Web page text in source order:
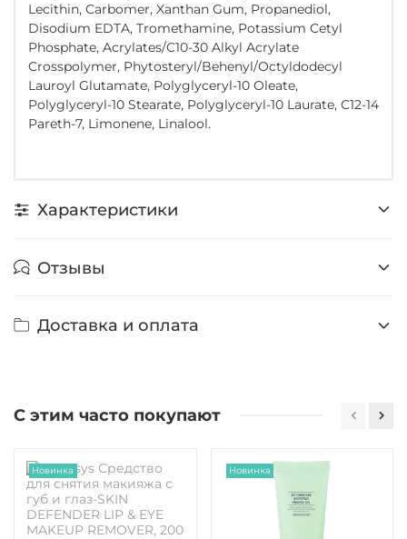
Lecithin, Carbomer, Xanthan Gum, Propanediol,
Disodium EDTA, Tromethamine, Potassium Cetyl
Phosphate, Acrylates/C10-30 Alkyl Acrylate
Crosspolymer, Phytosteryl/Behenyl/Octyldodecyl
Lauroyl Glutamate, Polyglyceryl-10 Oleate,
Polyglyceryl-10 Stearate, Polyglyceryl-10 Laurate, C12-14
Pareth-7, Limonene, Linalool.
Характеристики
Отзывы
Доставка и оплата
С этим часто покупают
Новинка Новинка